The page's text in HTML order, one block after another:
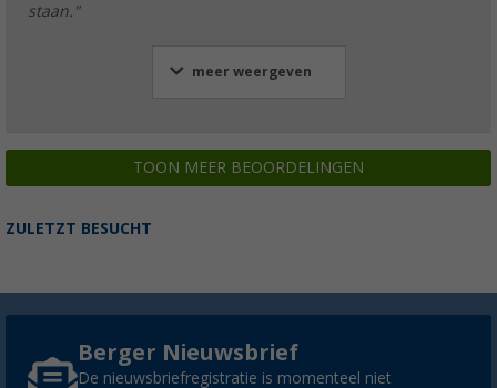
staan."
meer weergeven
TOON MEER BEOORDELINGEN
ZULETZT BESUCHT
Berger Nieuwsbrief
De nieuwsbriefregistratie is momenteel niet